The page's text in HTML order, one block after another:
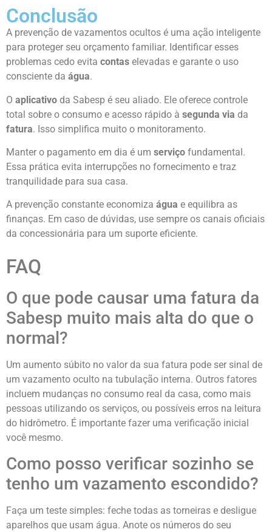
Conclusão
A prevenção de vazamentos ocultos é uma ação inteligente
para proteger seu orçamento familiar. Identificar esses
problemas cedo evita contas elevadas e garante o uso
consciente da água.
O aplicativo da Sabesp é seu aliado. Ele oferece controle
total sobre o consumo e acesso rápido à segunda via da
fatura. Isso simplifica muito o monitoramento.
Manter o pagamento em dia é um serviço fundamental.
Essa prática evita interrupções no fornecimento e traz
tranquilidade para sua casa.
A prevenção constante economiza água e equilibra as
finanças. Em caso de dúvidas, use sempre os canais oficiais
da concessionária para um suporte eficiente.
FAQ
O que pode causar uma fatura da
Sabesp muito mais alta do que o
normal?
Um aumento súbito no valor da sua fatura pode ser sinal de
um vazamento oculto na tubulação interna. Outros fatores
incluem mudanças no consumo real da casa, como mais
pessoas utilizando os serviços, ou possíveis erros na leitura
do hidrômetro. É importante fazer uma verificação inicial
você mesmo.
Como posso verificar sozinho se
tenho um vazamento escondido?
Faça um teste simples: feche todas as torneiras e desligue
aparelhos que usam água. Anote os números do seu